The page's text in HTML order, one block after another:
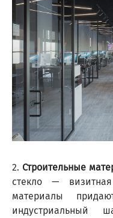
2. Строительные
стекло —
материалы
индустриальный